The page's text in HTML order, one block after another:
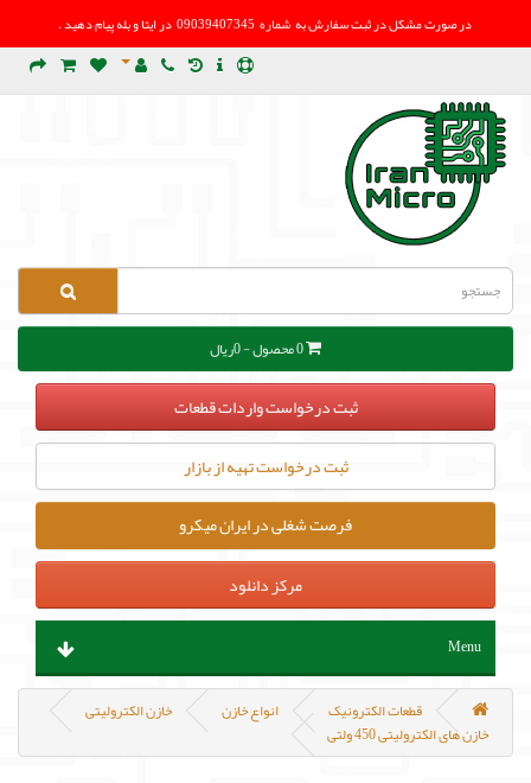
در صورت مشکل درثبت سفارش به شماره 09039407345 در ایتا و بله پیام دهید .
0 محصول - 0ریال
ثبت درخواست واردات قطعات
ثبت درخواست تهیه از بازار
فرصت شغلی در ایران میکرو
مرکز دانلود
Menu
ابزار آلات و تجهیزات
قطعات الکترونیک
قطعات الکترونیک انواع خازن
خازن الکترولیتی
خازن های الکترولیتی 450 ولتی